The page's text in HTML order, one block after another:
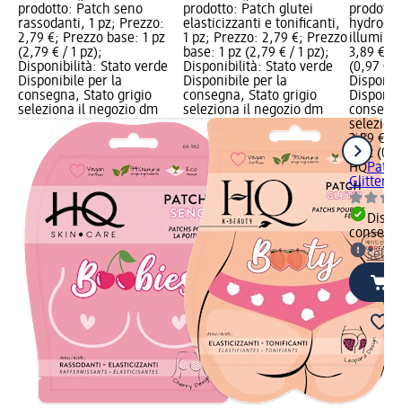
prodotto: Patch seno
rassodanti, 1 pz; Prezzo:
2,79 €; Prezzo base: 1 pz
(2,79 € / 1 pz);
Disponibilità: Stato verde
Disponibile per la
consegna, Stato grigio
seleziona il negozio dm
prodotto: Patch glutei
elasticizzanti e tonificanti,
1 pz; Prezzo: 2,79 €; Prezzo
base: 1 pz (2,79 € / 1 pz);
Disponibilità: Stato verde
Disponibile per la
consegna, Stato grigio
seleziona il negozio dm
3,89 €;
(0,97 € /
3,89 €
4 pz
HQ
Glitter